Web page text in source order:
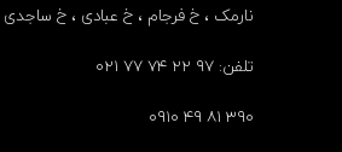
نارمک ، خ فرجام ، خ عبادی ، خ ساجدی ،
تلفن: ۹۷ ۲۲ ۷۴ ۷۷ ۰۲۱
۳۹۰ ۸۱ ۴۹ ۰۹۱۰